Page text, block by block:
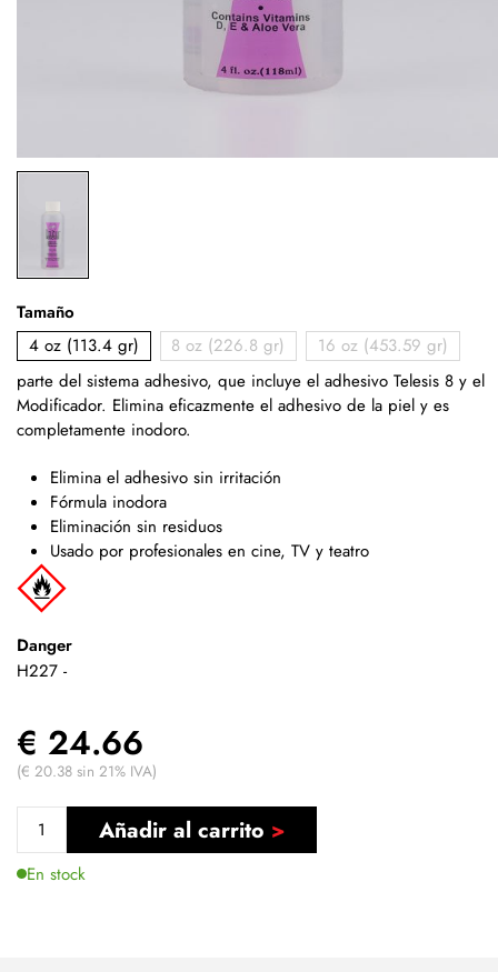
Tamaño
4 oz (113.4 gr)
8 oz (226.8 gr)
16 oz (453.59 gr)
parte del sistema adhesivo, que incluye el adhesivo Telesis 8 y el
Modificador. Elimina eficazmente el adhesivo de la piel y es
completamente inodoro.
Elimina el adhesivo sin irritación
Fórmula inodora
Eliminación sin residuos
Usado por profesionales en cine, TV y teatro
Danger
H227 -
€ 24.66
(€ 20.38 sin 21% IVA)
Añadir al carrito
En stock